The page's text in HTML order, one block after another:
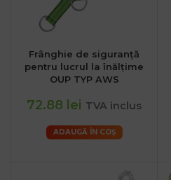
Frânghie de siguranță
pentru lucrul la înălțime
OUP TYP AWS
72.88 lei TVA inclus
ADAUGĂ ÎN COȘ